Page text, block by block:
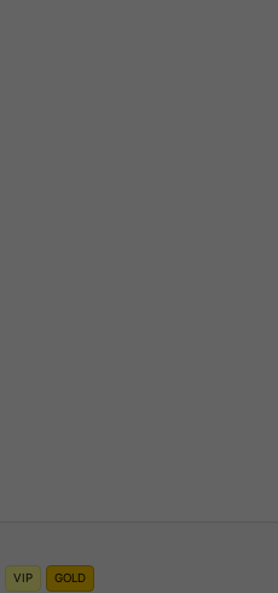
VIP GOLD